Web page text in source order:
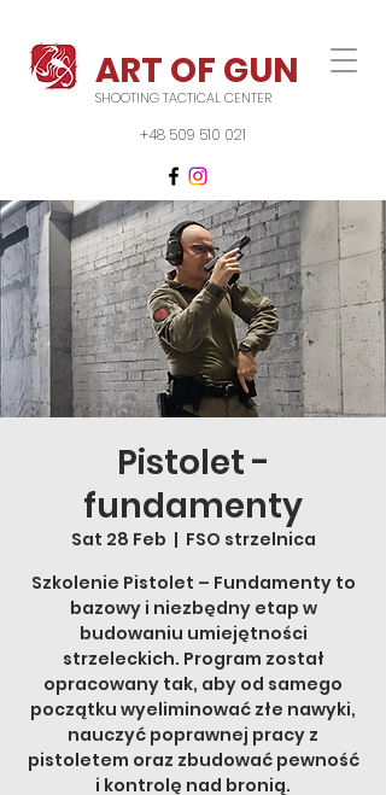
SHOOTING TACTICAL CENTER
+48 509 510 021
ART OF GUN
Pistolet -
fundamenty
Sat 28 Feb
  |
FSO strzelnica
Szkolenie Pistolet – Fundamenty to
bazowy i niezbędny etap w
budowaniu umiejętności
strzeleckich. Program został
opracowany tak, aby od samego
początku wyeliminować złe nawyki,
nauczyć poprawnej pracy z
pistoletem oraz zbudować pewność
i kontrolę nad bronią.